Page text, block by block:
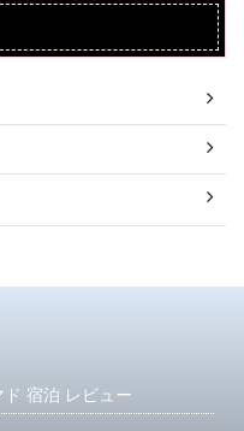
宿泊 レビュー